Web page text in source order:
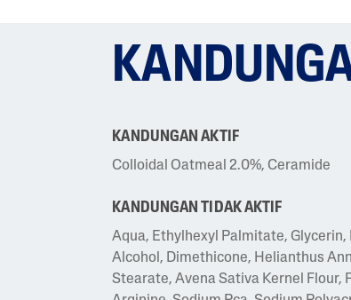
KANDUNGAN AKTIF
Colloidal Oatmeal 2.0%, Ceramide
KANDUNGAN TIDAK AKTIF
Aqua, Ethylhexyl Palmitate,
Alcohol, Dimethicone, Helianthus
Stearate, Avena Sativa Kernel Flour,